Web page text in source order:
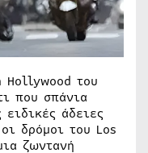
Hollywood του
που σπάνια
άδειες
δρόμοι του Los
ζωντανή